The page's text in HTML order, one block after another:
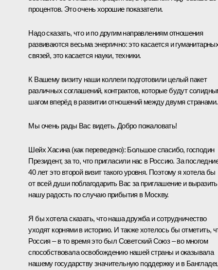
процентов. Это очень хорошие показатели.
Надо сказать, что и по другим направлениям отношения
развиваются весьма энергично: это касается и
связей, это касается науки, техники.
К Вашему визиту наши коллеги подготовили целый пакет
различных соглашений, контрактов, которые будут
шагом вперёд в развитии отношений между двумя странами.
Мы очень рады Вас видеть. Добро пожаловать!
Шейх Хасина(как переведено): Большое спасибо, господин
Президент, за то, что пригласили нас в Россию. За
40 лет это второй визит такого уровня. Поэтому я хотела бы
от всей души поблагодарить Вас за приглашение и выразить
нашу радость по случаю прибытия в Москву.
Я бы хотела сказать, что наша дружба и сотрудничество
уходят корнями в историю. И также хотелось бы отметить,
Россия – в то время это был Советский Союз – во многом
способствовала освобождению нашей страны и оказывала
нашему государству значительную поддержку и в